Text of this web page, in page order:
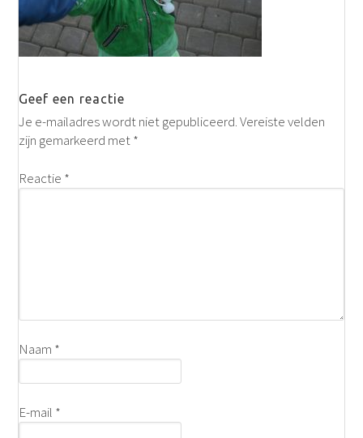
Geef een reactie
Je e-mailadres wordt niet gepubliceerd.Vereiste velden
zijn gemarkeerd met*
Reactie *
Naam *
E-mail *